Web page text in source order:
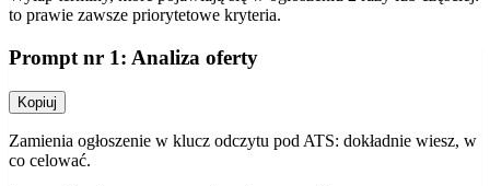
to prawie zawsze priorytetowe kryteria.
Prompt nr 1: Analiza oferty
Kopiuj
Zamienia ogłoszenie w klucz odczytu pod ATS: dokładnie wiesz, w
co celować.